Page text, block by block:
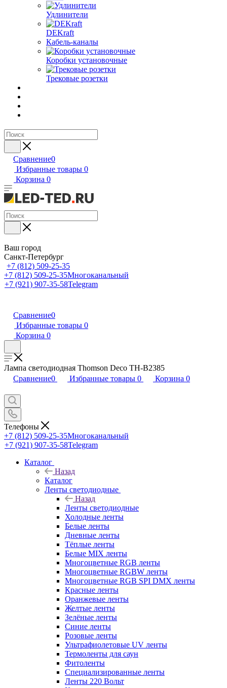
Удлинители
DEKraft
Кабель-каналы
Коробки установочные
Трековые розетки
Сравнение0
Избранные товары 0
Корзина 0
Ваш город
Санкт-Петербург
+7 (812) 509-25-35
+7 (812) 509-25-35Многоканальный
+7 (921) 907-35-58Telegram
Сравнение0
Избранные товары 0
Корзина 0
Лампа светодиодная Thomson Deco TH-B2385
Сравнение0 Избранные товары 0 Корзина 0
Телефоны
+7 (812) 509-25-35Многоканальный
+7 (921) 907-35-58Telegram
Каталог
Назад
Каталог
Ленты светодиодные
Назад
Ленты светодиодные
Холодные ленты
Белые ленты
Дневные ленты
Тёплые ленты
Белые MIX ленты
Многоцветные RGB ленты
Многоцветные RGBW ленты
Многоцветные RGB SPI DMX ленты
Красные ленты
Оранжевые ленты
Желтые ленты
Зелёные ленты
Синие ленты
Розовые ленты
Ультрафиолетовые UV ленты
Термоленты для саун
Фитоленты
Специализированные ленты
Ленты 220 Вольт